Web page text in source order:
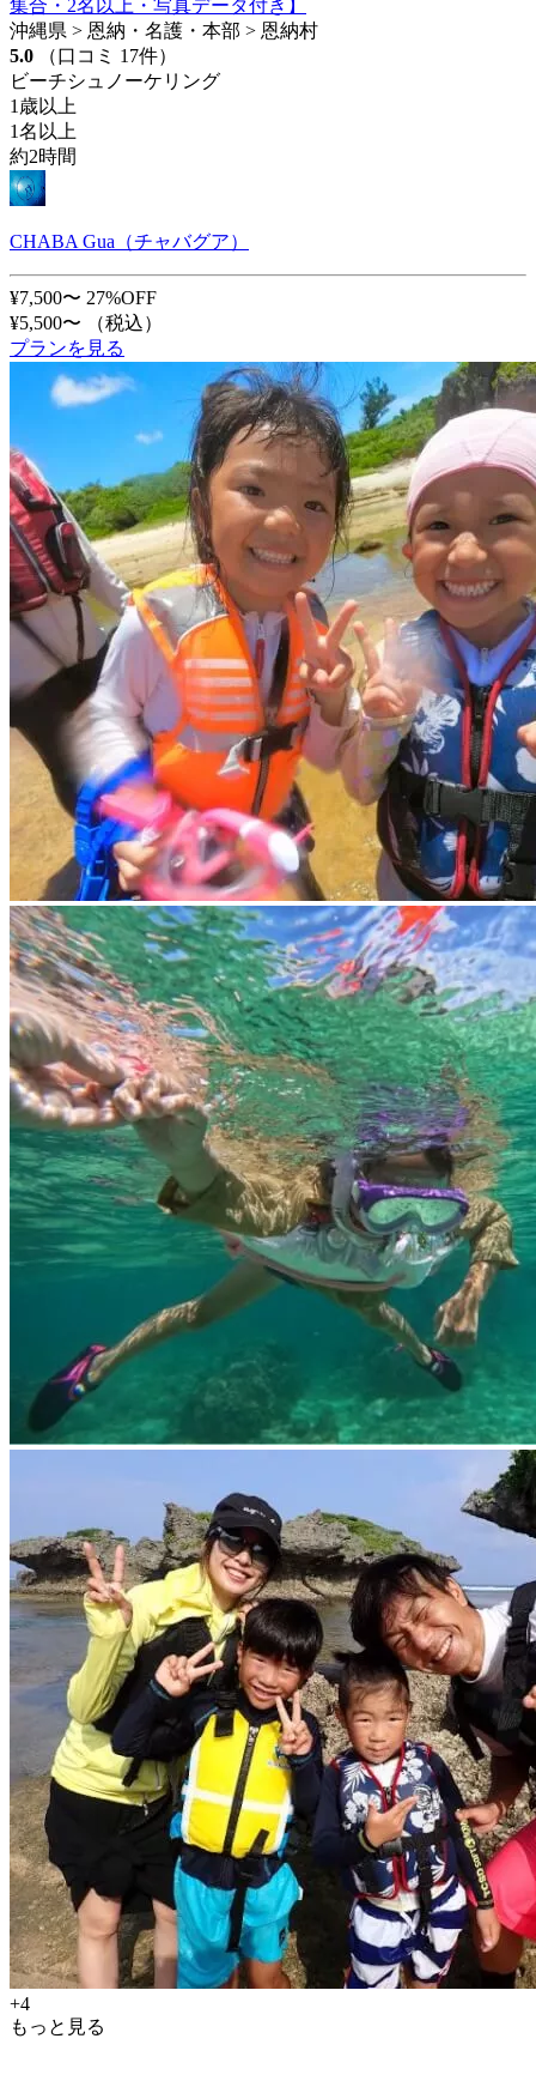
集合・2名以上・写真データ付き】
沖縄県 > 恩納・名護・本部 > 恩納村
5.0
（口コミ 17件）
ビーチシュノーケリング
1歳以上
1名以上
約2時間
CHABA Gua（チャバグア）
¥7,500〜 27%OFF
¥5,500〜
（税込）
プランを見る
+4
もっと見る